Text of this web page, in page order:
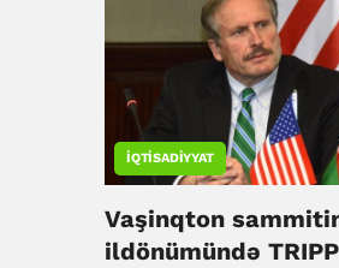
İQTISADIYYAT
Vaşinqton
ildönümündə